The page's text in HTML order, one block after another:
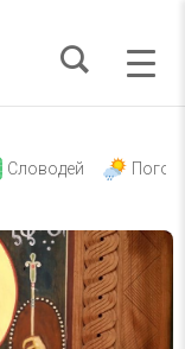
Словодей